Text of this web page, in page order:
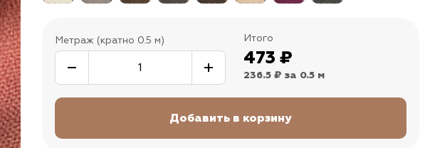
Метраж (кратно 0.5 м) Итого
473 ₽
236.5 ₽ за 0.5 м